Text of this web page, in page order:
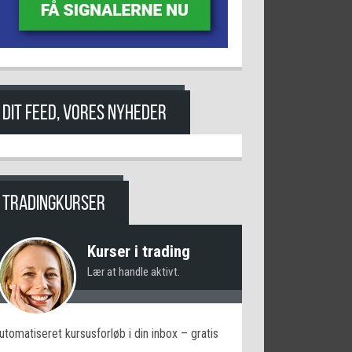
DIT FEED, VORES NYHEDER
TRADINGKURSER
Kurser i trading
Lær at handle aktivt.
kursusforløb i din inbox – gratis